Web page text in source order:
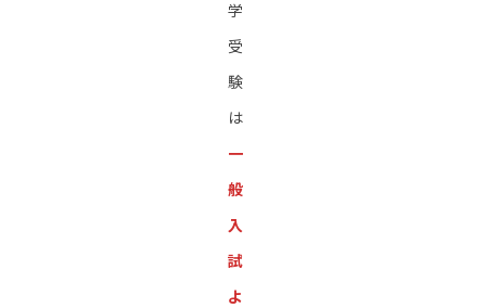
学
受
験
は
一
般
入
試
よ